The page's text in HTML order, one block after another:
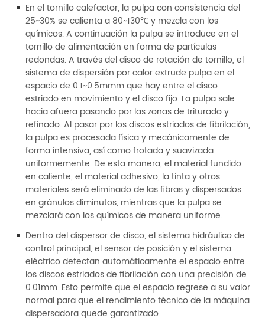
En el tornillo calefactor, la pulpa con consistencia del
25~30% se calienta a 80~130℃ y mezcla con los
químicos. A continuación la pulpa se introduce en el
tornillo de alimentación en forma de partículas
redondas. A través del disco de rotación de tornillo, el
sistema de dispersión por calor extrude pulpa en el
espacio de 0.1~0.5mmm que hay entre el disco
estriado en movimiento y el disco fijo. La pulpa sale
hacia afuera pasando por las zonas de triturado y
refinado. Al pasar por los discos estriados de fibrilación,
la pulpa es procesada física y mecánicamente de
forma intensiva, así como frotada y suavizada
uniformemente. De esta manera, el material fundido
en caliente, el material adhesivo, la tinta y otros
materiales será eliminado de las fibras y dispersados
en gránulos diminutos, mientras que la pulpa se
mezclará con los químicos de manera uniforme.
Dentro del dispersor de disco, el sistema hidráulico de
control principal, el sensor de posición y el sistema
eléctrico detectan automáticamente el espacio entre
los discos estriados de fibrilación con una precisión de
0.01mm. Esto permite que el espacio regrese a su valor
normal para que el rendimiento técnico de la máquina
dispersadora quede garantizado.